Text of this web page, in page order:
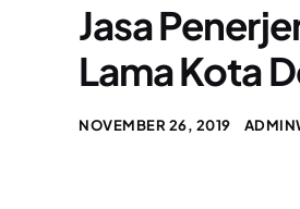
Jasa
Lama Kota
NOVEMBER 26, 2019